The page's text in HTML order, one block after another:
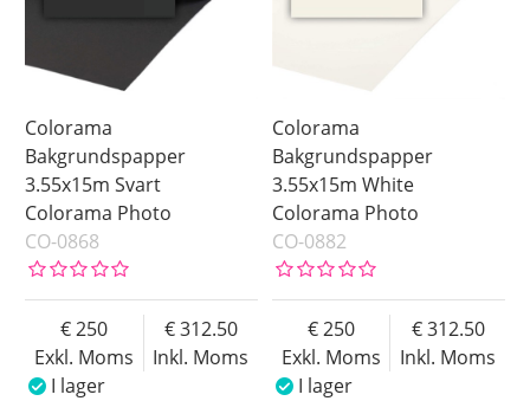
Colorama
Bakgrundspapper
3.55x15m Svart
Colorama Photo
CO-0868
Exkl. Moms
250
Inkl. Moms
312.50
I lager
Colorama
Bakgrundspapper
3.55x15m White
Colorama Photo
CO-0882
Exkl. Moms
250
Inkl. Moms
312.50
I lager